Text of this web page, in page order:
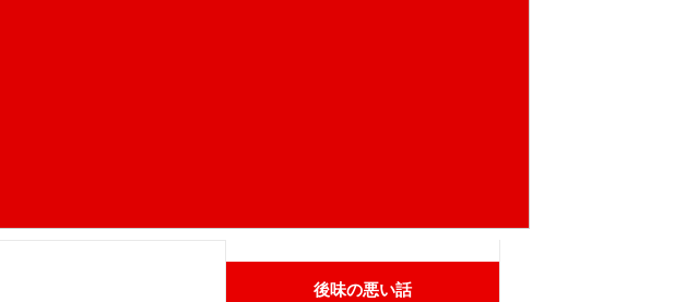
後味の悪い話